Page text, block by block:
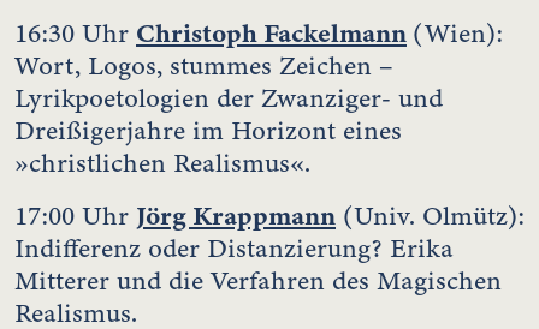
16:30 Uhr Christoph Fackelmann (Wien):
Wort, Logos, stummes Zeichen –
Lyrikpoetologien der Zwanziger- und
Dreißigerjahre im Horizont eines
»christlichen Realismus«.
17:00 Uhr Jörg Krappmann (Univ. Olmütz):
Indifferenz oder Distanzierung? Erika
Mitterer und die Verfahren des Magischen
Realismus.